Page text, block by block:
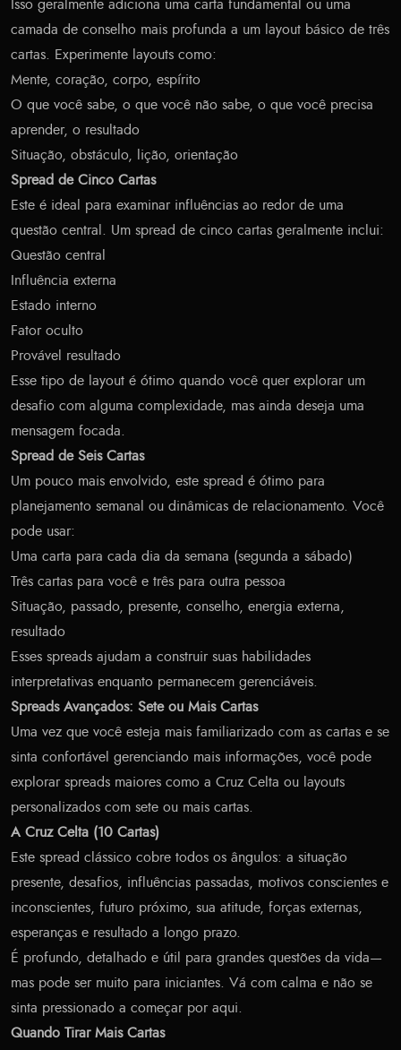
Isso geralmente adiciona uma carta fundamental ou uma
camada de conselho mais profunda a um layout básico de três
cartas. Experimente layouts como:
Mente, coração, corpo, espírito
O que você sabe, o que você não sabe, o que você precisa
aprender, o resultado
Situação, obstáculo, lição, orientação
Spread de Cinco Cartas
Este é ideal para examinar influências ao redor de uma
questão central. Um spread de cinco cartas geralmente inclui:
Questão central
Influência externa
Estado interno
Fator oculto
Provável resultado
Esse tipo de layout é ótimo quando você quer explorar um
desafio com alguma complexidade, mas ainda deseja uma
mensagem focada.
Spread de Seis Cartas
Um pouco mais envolvido, este spread é ótimo para
planejamento semanal ou dinâmicas de relacionamento. Você
pode usar:
Uma carta para cada dia da semana (segunda a sábado)
Três cartas para você e três para outra pessoa
Situação, passado, presente, conselho, energia externa,
resultado
Esses spreads ajudam a construir suas habilidades
interpretativas enquanto permanecem gerenciáveis.
Spreads Avançados: Sete ou Mais Cartas
Uma vez que você esteja mais familiarizado com as cartas e se
sinta confortável gerenciando mais informações, você pode
explorar spreads maiores como a Cruz Celta ou layouts
personalizados com sete ou mais cartas.
A Cruz Celta (10 Cartas)
Este spread clássico cobre todos os ângulos: a situação
presente, desafios, influências passadas, motivos conscientes e
inconscientes, futuro próximo, sua atitude, forças externas,
esperanças e resultado a longo prazo.
É profundo, detalhado e útil para grandes questões da vida—
mas pode ser muito para iniciantes. Vá com calma e não se
sinta pressionado a começar por aqui.
Quando Tirar Mais Cartas